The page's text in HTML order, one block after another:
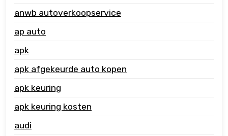
anwb autoverkoopservice
ap auto
apk
apk afgekeurde auto kopen
apk keuring
apk keuring kosten
audi